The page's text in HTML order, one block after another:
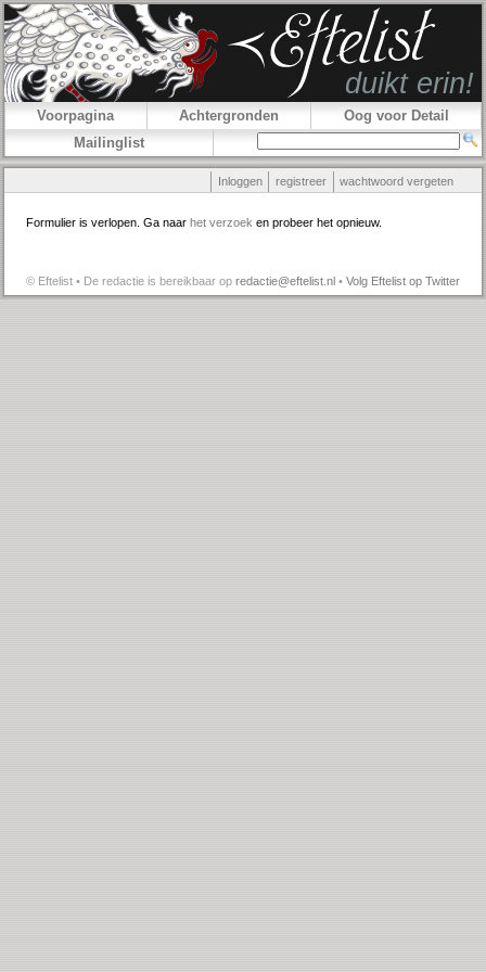
Voorpagina Achtergronden
Oog voor Detail
Mailinglist
Inloggen registreer wachtwoord vergeten
Formulier is verlopen. Ga naar het verzoek en probeer het opnieuw.
© Eftelist • De redactie is bereikbaar op redactie@eftelist.nl • Volg Eftelist op Twitter